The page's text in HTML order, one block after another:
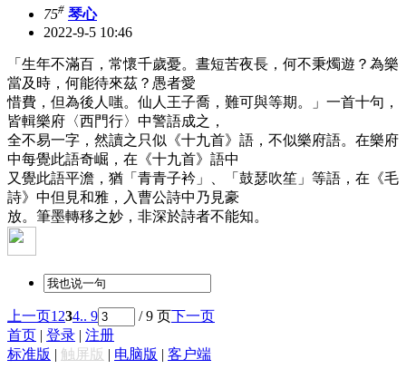
75# 琴心
2022-9-5 10:46
「生年不滿百，常懷千歲憂。晝短苦夜長，何不秉燭遊？為樂
當及時，何能待來茲？愚者愛
惜費，但為後人嗤。仙人王子喬，難可與等期。」一首十句，
皆輯樂府〈西門行〉中警語成之，
全不易一字，然讀之只似《十九首》語，不似樂府語。在樂府
中每覺此語奇崛，在《十九首》語中
又覺此語平澹，猶「青青子衿」、「鼓瑟吹笙」等語，在《毛
詩》中但見和雅，入曹公詩中乃見豪
放。筆墨轉移之妙，非深於詩者不能知。
上一页1 234.. 9 / 9 页下一页
首页 | 登录 | 注册
标准版 | 触屏版 | 电脑版 | 客户端